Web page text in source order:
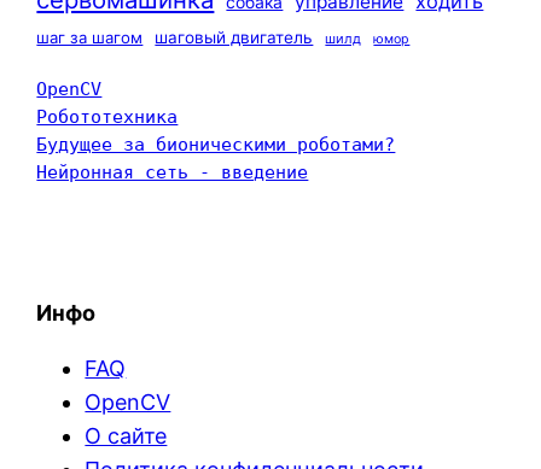
шаг за шагом шаговый двигатель шилд юмор
OpenCV
Робототехника
Будущее за бионическими роботами?
Нейронная сеть - введение
Инфо
FAQ
OpenCV
О сайте